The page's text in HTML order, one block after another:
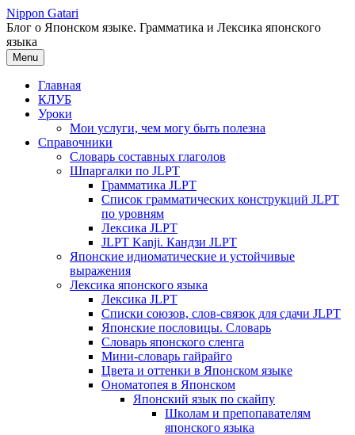
Перейти
к
содержимому
Nippon Gatari
Блог о Японском языке. Грамматика и Лексика японского
языка
Menu
Главная
КЛУБ
Уроки
Мои услуги, чем могу быть полезна
Справочники
Словарь составных глаголов
Шпаргалки по JLPT
Грамматика JLPT
Список грамматических конструкций JLPT
по уровням
Лексика JLPT
JLPT Kanji. Кандзи JLPT
Японские идиоматические и устойчивые
выражения
Лексика японского языка
Лексика JLPT
Списки союзов, слов-связок для сдачи JLPT
Японские пословицы. Словарь
Словарь японского сленга
Мини-словарь гайрайго
Цвета и оттенки в Японском языке
Ономатопея в Японском
Японский язык по скайпу
Школам и препопавателям
японского языка